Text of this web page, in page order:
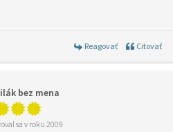
Reagovať Citovať
bez mena
sa v roku 2009